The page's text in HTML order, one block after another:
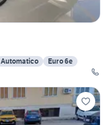
Automatico
Euro 6e